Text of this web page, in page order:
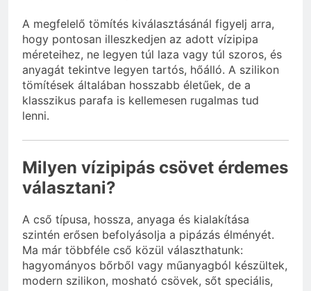
A megfelelő tömítés kiválasztásánál figyelj arra,
hogy pontosan illeszkedjen az adott vízipipa
méreteihez, ne legyen túl laza vagy túl szoros, és
anyagát tekintve legyen tartós, hőálló. A szilikon
tömítések általában hosszabb életűek, de a
klasszikus parafa is kellemesen rugalmas tud
lenni.
Milyen vízipipás csövet érdemes
választani?
A cső típusa, hossza, anyaga és kialakítása
szintén erősen befolyásolja a pipázás élményét.
Ma már többféle cső közül választhatunk:
hagyományos bőrből vagy műanyagból készültek,
modern szilikon, mosható csövek, sőt speciális,